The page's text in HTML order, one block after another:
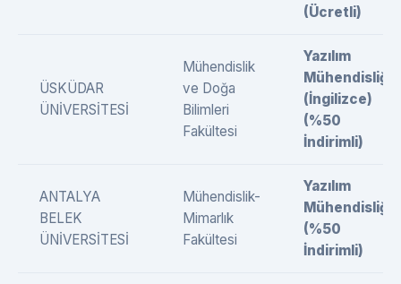
(Ücretli)
ÜSKÜDAR
ÜNİVERSİTESİ
Mühendislik
ve Doğa
Bilimleri
Fakültesi
Yazılım
Mühendisliği
(İngilizce)
(%50
İndirimli)
ANTALYA
BELEK
ÜNİVERSİTESİ
Mühendislik-
Mimarlık
Fakültesi
Yazılım
Mühendisliği
(%50
İndirimli)